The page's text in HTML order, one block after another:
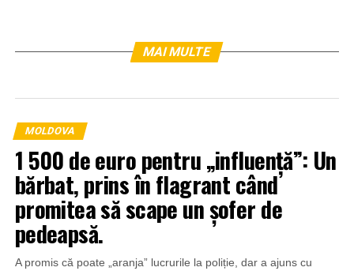
MAI MULTE
MOLDOVA
1 500 de euro pentru „influență”: Un
bărbat, prins în flagrant când
promitea să scape un șofer de
pedeapsă.
A promis că poate „aranja” lucrurile la poliție, dar a ajuns cu